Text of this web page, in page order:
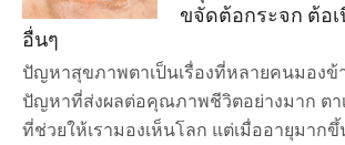
ขจัดต้อกระจก ต้อ
อื่นๆ
ปัญหาสุขภาพตาเป็นเรื่องที่หลายคนมองข้
ปัญหาที่ส่งผลต่อคุณภาพชีวิตอย่างมาก ตา
ที่ช่วยให้เรามองเห็นโลก แต่เมื่ออายุมากขึ้